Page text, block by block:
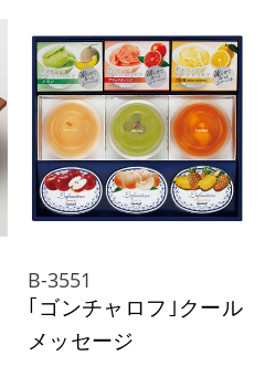
B-3551
｢ゴンチャロフ｣クール
メッセージ